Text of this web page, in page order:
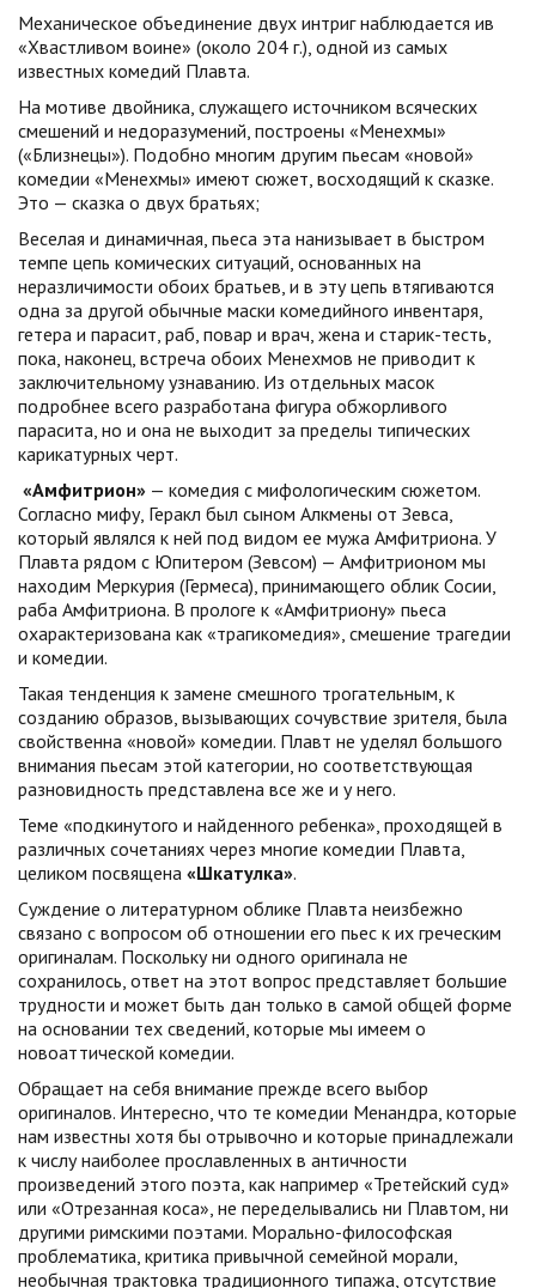
Механическое объединение двух интриг наблюдается ив
«Хвастливом воине» (около 204 г.), одной из самых
известных комедий Плавта.
На мотиве двойника, служащего источником всяческих
смешений и недоразумений, построены «Менехмы»
(«Близнецы»). Подобно многим другим пьесам «новой»
комедии «Менехмы» имеют сюжет, восходящий к сказке.
Это — сказка о двух братьях;
Веселая и динамичная, пьеса эта нанизывает в быстром
темпе цепь комических ситуаций, основанных на
неразличимости обоих братьев, и в эту цепь втягиваются
одна за другой обычные маски комедийного инвентаря,
гетера и парасит, раб, повар и врач, жена и старик-тесть,
пока, наконец, встреча обоих Менехмов не приводит к
заключительному узнаванию. Из отдельных масок
подробнее всего разработана фигура обжорливого
парасита, но и она не выходит за пределы типических
карикатурных черт.
«Амфитрион» — комедия с мифологическим сюжетом.
Согласно мифу, Геракл был сыном Алкмены от Зевса,
который являлся к ней под видом ее мужа Амфитриона. У
Плавта рядом с Юпитером (Зевсом) — Амфитрионом мы
находим Меркурия (Гермеса), принимающего облик Сосии,
раба Амфитриона. В прологе к «Амфитриону» пьеса
охарактеризована как «трагикомедия», смешение трагедии
и комедии.
Такая тенденция к замене смешного трогательным, к
созданию образов, вызывающих сочувствие зрителя, была
свойственна «новой» комедии. Плавт не уделял большого
внимания пьесам этой категории, но соответствующая
разновидность представлена все же и у него.
Теме «подкинутого и найденного ребенка», проходящей в
различных сочетаниях через многие комедии Плавта,
целиком посвящена «Шкатулка».
Суждение о литературном облике Плавта неизбежно
связано с вопросом об отношении его пьес к их греческим
оригиналам. Поскольку ни одного оригинала не
сохранилось, ответ на этот вопрос представляет большие
трудности и может быть дан только в самой общей форме
на основании тех сведений, которые мы имеем о
новоаттической комедии.
Обращает на себя внимание прежде всего выбор
оригиналов. Интересно, что те комедии Менандра, которые
нам известны хотя бы отрывочно и которые принадлежали
к числу наиболее прославленных в античности
произведений этого поэта, как например «Третейский суд»
или «Отрезанная коса», не переделывались ни Плавтом, ни
другими римскими поэтами. Морально-философская
проблематика, критика привычной семейной морали,
необычная трактовка традиционного типажа, отсутствие